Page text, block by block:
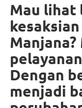
Mau lihat
Dengan
menjadi